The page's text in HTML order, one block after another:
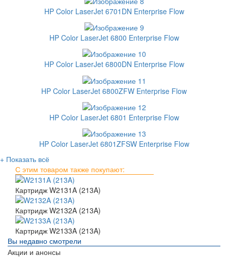
HP Color LaserJet 6701DN Enterprise Flow
HP Color LaserJet 6800 Enterprise Flow
HP Color LaserJet 6800DN Enterprise Flow
HP Color LaserJet 6800ZFW Enterprise Flow
HP Color LaserJet 6801 Enterprise Flow
HP Color LaserJet 6801ZFSW Enterprise Flow
+ Показать всё
С этим товаром также покупают:
Картридж W2131A (213A)
Картридж W2132A (213A)
Картридж W2133A (213A)
Вы недавно смотрели
Акции и анонсы